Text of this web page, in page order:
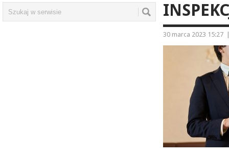
30 marca 2023 15:27